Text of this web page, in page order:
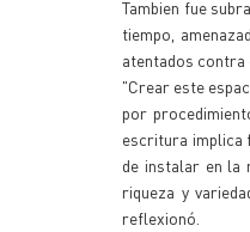
Tambien fue
tiempo,
atentados contra
"Crear este
por
escritura implica
de instalar en la
riqueza y
reflexionó.